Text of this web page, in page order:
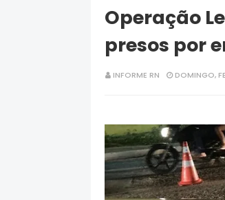
Operação
presos por
INFORME RN DOMINGO,